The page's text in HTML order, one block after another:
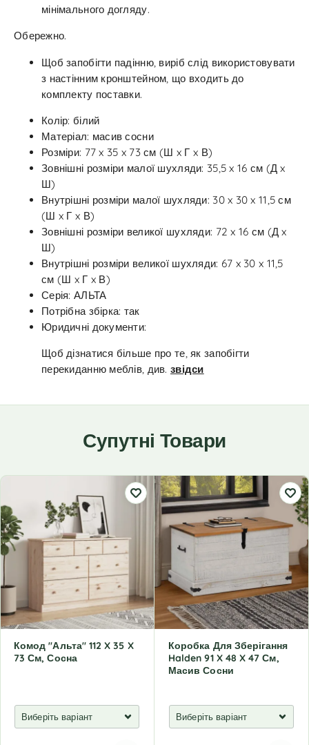
мінімального догляду.
Обережно.
Щоб запобігти падінню, виріб слід використовувати
з настінним кронштейном, що входить до
комплекту поставки.
Колір: білий
Матеріал: масив сосни
Розміри: 77 x 35 x 73 см (Ш x Г x В)
Зовнішні розміри малої шухляди: 35,5 x 16 см (Д x
Ш)
Внутрішні розміри малої шухляди: 30 x 30 x 11,5 см
(Ш x Г x В)
Зовнішні розміри великої шухляди: 72 x 16 см (Д x
Ш)
Внутрішні розміри великої шухляди: 67 x 30 x 11,5
см (Ш x Г x В)
Серія: АЛЬТА
Потрібна збірка: так
Юридичні документи:
Щоб дізнатися більше про те, як запобігти
перекиданню меблів, див. звідси
Супутні Товари
Комод "Альта" 112 X 35 X
73 См, Сосна
Коробка Для Зберігання
Halden 91 X 48 X 47 См,
Масив Сосни